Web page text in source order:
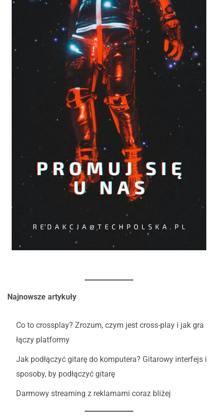
Najnowsze artykuły
Co to crossplay? Zrozum, czym jest cross-play i jak gra
łączy platformy
Jak podłączyć gitarę do komputera? Gitarowy interfejs i
sposoby, by podłączyć gitarę
Darmowy streaming z reklamami coraz bliżej